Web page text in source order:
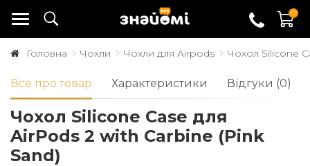
0
Головна Чохли Чохли для Airpods Чохол Silicone
Все про товар Характеристики Відгуки (0)
Чохол Silicone Case для
AirPods 2 with Carbine (Pink
Sand)